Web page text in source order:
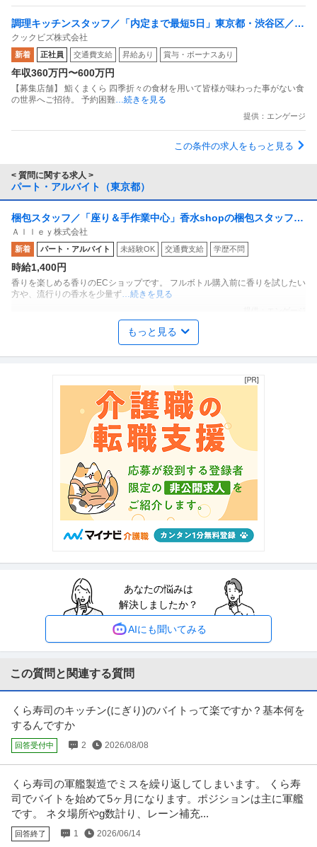
調理キッチンスタッフ／「内定まで最短5日」東京都・渋谷区／調
理・キッチンスタッフ／月給30万～50万円
クックビズ株式会社
新着 正社員 交通費支給 昇給あり 賞与・ボーナスあり
年収360万円〜600万円
【募集店舗】 鮨くまくら 四季折々の食材を用いて皆様が味わった事がない食
の世界へご招待。 予約困難…続きを見る
提供：エンゲージ
この条件の求人をもっと見る
< 質問に関する求人 >
パート・アルバイト（東京都）
梱包スタッフ／「座り＆手作業中心」香水shopの梱包スタッフ
副業OK 週1日からOK 1日1時間からOK
Ａｌｌｅｙ株式会社
新着 パート・アルバイト 未経験OK 交通費支給 学歴不問
時給1,400円
香りを楽しめる香りのECショップです。 フルボトル購入前に香りを試したい
方や、流行りの香水を少量ず…続きを見る
採用率99%／日勤・夜勤アリ／副業もOK／不定期勤務OK／やる
気さえあればどなたでも即採用です
株式会社ピアレス
交通誘導警備 ★業績好調によりスタッフ大量募集中★ ピアレスの警備は…
年齢・経験不問／高収入／即
…続きを見る
提供：セキュリティワーク
ホールスタッフ／人気ラーメン店 ホール！週1・3h～OK！／らあ
めん花月嵐 デックス東京ビーチ店
グロービート・ジャパン株式会社
パート・アルバイト 学歴不問
―――――――――――――― この仕事のおすすめポイント！ ――――――
―――――――― ・らあめ …続きを見る
警備員 大人気／夏のイベント案件も盛り沢山／自由シフト制！週
払いもOK／毎週水曜日がお給料日最短翌日面接OK！応募後に届
くURLから面接日時を選んでね交通費全額支給なので遠方の方も
問題なし！未経験歓迎 ／ 警備スタッフ
シンテイ警備株式会社 松戸支社 北千住・竹ノ塚・梅島(イベント-2)エリア/A3
203200113
未経験OK
日給1万円〜1.1万円
やすい＆続けやすい♪ 今 …続きを見る
労務事務 月80時間自由シフト フルフレックス リモート可 主婦活
躍中
Takeoffer会計事務所
パート・アルバイト 主婦・主夫歓迎
時給1,300円〜1,600円
労働・社会保険手続業務全般をお任せします。 【具体的には】 ■給与計算業
務（マネーフォワード給与、
…続きを見る
イベントスタッフ／キャンペーンスタッフ／案内・受付
もっと見る
あなたの悩みは
解決しましたか？
AIにも聞いてみる
この質問と関連する質問
くら寿司のキッチン(にぎり)のバイトって楽ですか？基本何を
するんですか
回答受付中 2 2026/08/08
くら寿司の軍艦製造でミスを繰り返してしまいます。 くら寿
司でバイトを始めて5ヶ月になります。ポジションは主に軍艦
です。 ネタ場所やg数計り、レーン補充...
回答終了 1 2026/06/14